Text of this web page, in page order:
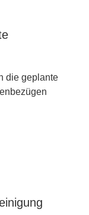
die geplante